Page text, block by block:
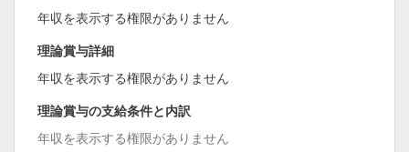
年収を表示する権限がありません
理論賞与詳細
年収を表示する権限がありません
理論賞与の支給条件と内訳
年収を表示する権限がありません